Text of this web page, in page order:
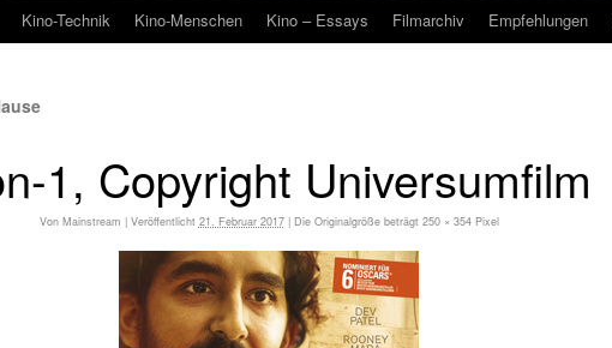
Kino-Technik Kino-Menschen Kino – Essays Filmarchiv Empfehlungen
1, Copyright Universumfilm
Von Mainstream | Veröffentlicht 21. Februar 2017 |Die Originalgröße beträgt 250 × 354Pixel